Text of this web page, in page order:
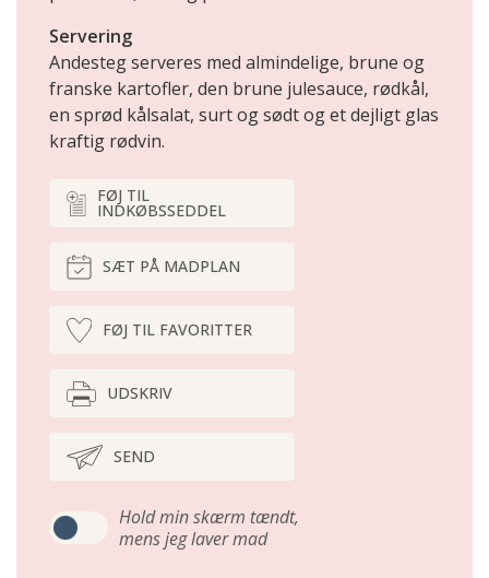
Servering
Andesteg serveres med almindelige, brune og
franske kartofler, den brune julesauce, rødkål,
en sprød kålsalat, surt og sødt og et dejligt glas
kraftig rødvin.
FØJ TIL
INDKØBSSEDDEL
SÆT PÅ MADPLAN
FØJ TIL FAVORITTER
UDSKRIV
SEND
Hold min skærm tændt,
mens jeg laver mad